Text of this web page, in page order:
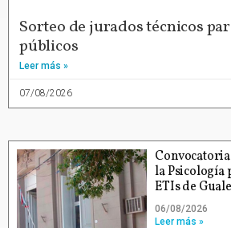
Sorteo de jurados técnicos
públicos
Leer más »
07/08/2026
la Psicología
ETIs de
06/08/2026
Leer más »